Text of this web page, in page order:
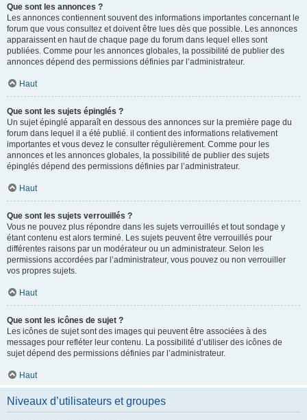
Que sont les annonces ?
Les annonces contiennent souvent des informations importantes concernant le
forum que vous consultez et doivent être lues dès que possible. Les annonces
apparaissent en haut de chaque page du forum dans lequel elles sont
publiées. Comme pour les annonces globales, la possibilité de publier des
annonces dépend des permissions définies par l’administrateur.
Haut
Que sont les sujets épinglés ?
Un sujet épinglé apparaît en dessous des annonces sur la première page du
forum dans lequel il a été publié. il contient des informations relativement
importantes et vous devez le consulter régulièrement. Comme pour les
annonces et les annonces globales, la possibilité de publier des sujets
épinglés dépend des permissions définies par l’administrateur.
Haut
Que sont les sujets verrouillés ?
Vous ne pouvez plus répondre dans les sujets verrouillés et tout sondage y
étant contenu est alors terminé. Les sujets peuvent être verrouillés pour
différentes raisons par un modérateur ou un administrateur. Selon les
permissions accordées par l’administrateur, vous pouvez ou non verrouiller
vos propres sujets.
Haut
Que sont les icônes de sujet ?
Les icônes de sujet sont des images qui peuvent être associées à des
messages pour refléter leur contenu. La possibilité d’utiliser des icônes de
sujet dépend des permissions définies par l’administrateur.
Haut
Niveaux d’utilisateurs et groupes